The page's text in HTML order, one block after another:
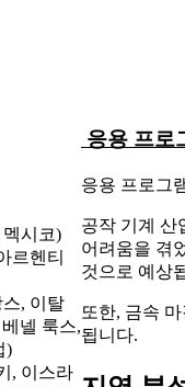
시코)
르헨티
, ​​이탈
넬 룩스,
)
, 이스라
응용 프로
응용 프로그
공작 기계 산
어려움을 겪
것으로 예상
또한, 금속
됩니다.